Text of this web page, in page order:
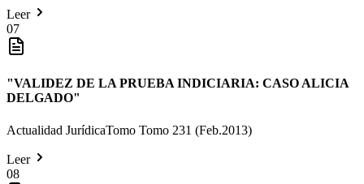
Leer
07
"VALIDEZ DE LA PRUEBA INDICIARIA: CASO ALICIA
DELGADO"
Actualidad JurídicaTomo Tomo 231 (Feb.2013)
Leer
08